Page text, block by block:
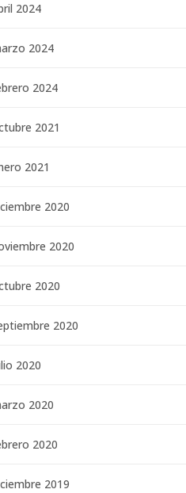
2024
2024
2024
2021
2021
2020
2020
2020
2020
2020
2020
2020
2019